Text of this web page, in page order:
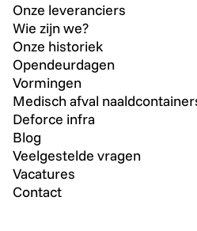
Onze leveranciers
Wie zijn we?
Onze historiek
Opendeurdagen
Vormingen
Medisch afval
Deforce infra
Blog
Veelgestelde vragen
Vacatures
Contact